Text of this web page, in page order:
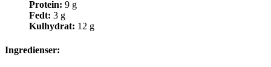
Protein: 9 g
Fedt: 3 g
Kulhydrat: 12 g
Ingredienser: